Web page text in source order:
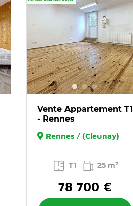
Vente Appartement T1
- Rennes
Rennes / (Cleunay)
T1 25 m²
78 700 €